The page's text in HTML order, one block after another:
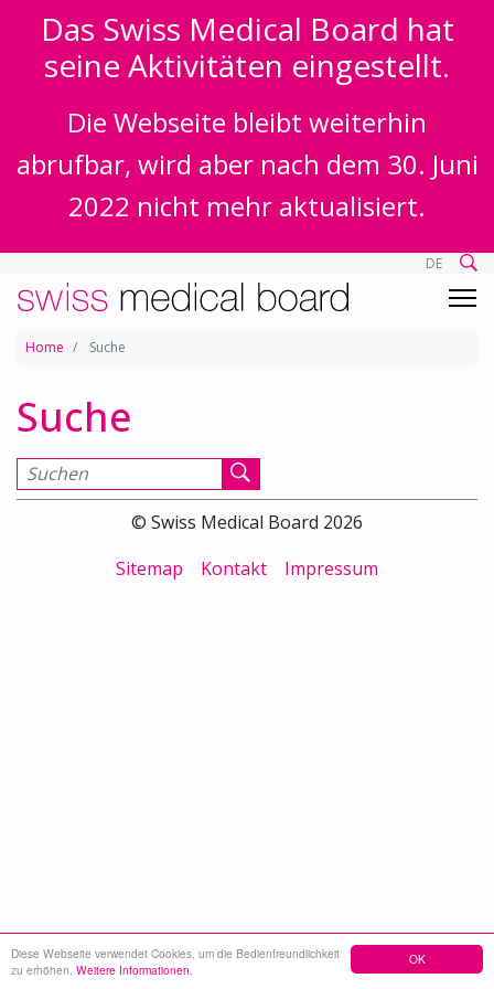
OK
Diese Webseite verwendet Cookies, um die Bedienfreundlichkeit
zu erhöhen. Weitere Informationen.
Das Swiss Medical Board hat
seine Aktivitäten eingestellt.
Die Webseite bleibt weiterhin
abrufbar, wird aber nach dem 30. Juni
2022 nicht mehr aktualisiert.
DE
Home Suche
Suche
Suchen nach
© Swiss Medical Board 2026
Sitemap
Kontakt Impressum